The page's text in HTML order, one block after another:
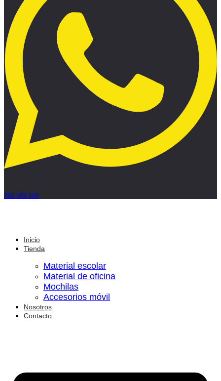
968 589 658
Inicio
Tienda
Material escolar
Material de oficina
Mochilas
Accesorios móvil
Nosotros
Contacto